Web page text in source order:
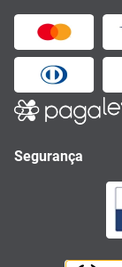
Segurança